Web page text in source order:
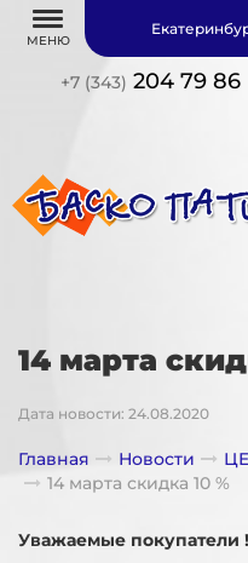
МЕНЮ
+7 (343) 204 79 86
14 марта
Дата новости: 24.08.2020
Главная Новости
14 марта скидка 10 %
Уважаемые покупатели !